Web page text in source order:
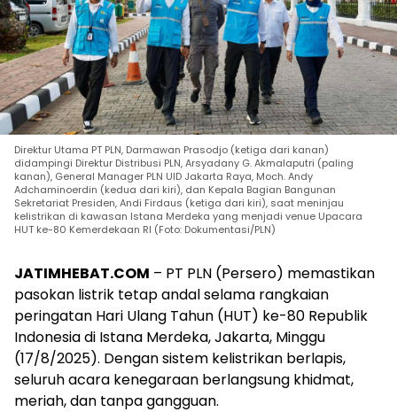
Direktur Utama PT PLN, Darmawan Prasodjo (ketiga dari kanan)
didampingi Direktur Distribusi PLN, Arsyadany G. Akmalaputri (paling
kanan), General Manager PLN UID Jakarta Raya, Moch. Andy
Adchaminoerdin (kedua dari kiri), dan Kepala Bagian Bangunan
Sekretariat Presiden, Andi Firdaus (ketiga dari kiri), saat meninjau
kelistrikan di kawasan Istana Merdeka yang menjadi venue Upacara
HUT ke-80 Kemerdekaan RI (Foto: Dokumentasi/PLN)
JATIMHEBAT.COM – PT PLN (Persero) memastikan
pasokan listrik tetap andal selama rangkaian
peringatan Hari Ulang Tahun (HUT) ke-80 Republik
Indonesia di Istana Merdeka, Jakarta, Minggu
(17/8/2025). Dengan sistem kelistrikan berlapis,
seluruh acara kenegaraan berlangsung khidmat,
meriah, dan tanpa gangguan.